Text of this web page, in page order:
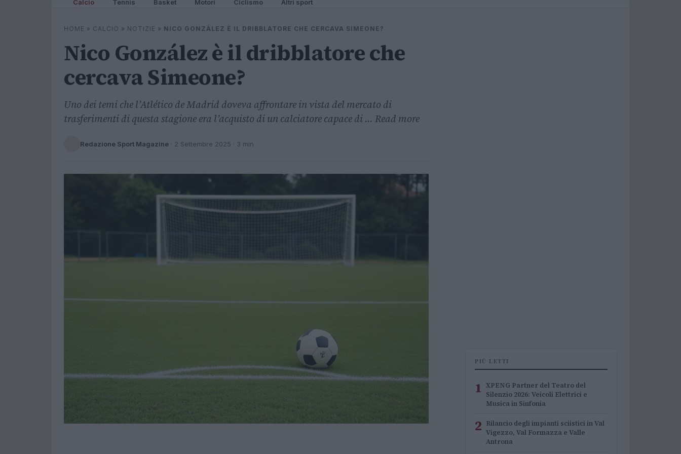
Calcio Tennis Basket Motori Ciclismo Altri sport
HOME » CALCIO » NOTIZIE » NICO GONZÁLEZ È IL DRIBBLATORE CHE CERCAVA SIMEONE?
Nico González è il dribblatore che
cercava Simeone?
Uno dei temi che l’Atlético de Madrid doveva affrontare in vista del mercato di
trasferimenti di questa stagione era l’acquisto di un calciatore capace di ... Read more
Redazione Sport Magazine · 2 Settembre 2025 · 3 min
PIÙ LETTI
1 XPENG Partner del Teatro del
Silenzio 2026: Veicoli Elettrici e
Musica in Sinfonia
2 Rilancio degli impianti sciistici in Val
Vigezzo, Val Formazza e Valle
Antrona